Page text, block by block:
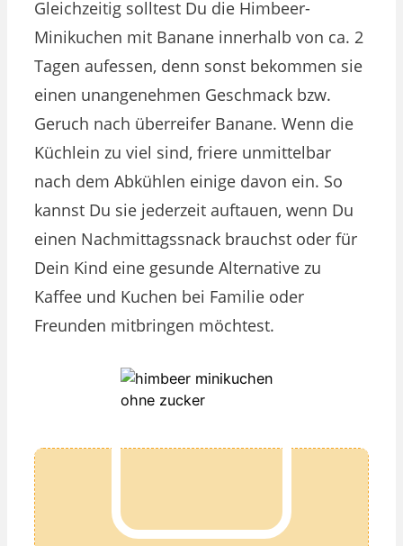
Gleichzeitig solltest Du die Himbeer-
Minikuchen mit Banane innerhalb von ca. 2
Tagen aufessen, denn sonst bekommen sie
einen unangenehmen Geschmack bzw.
Geruch nach überreifer Banane. Wenn die
Küchlein zu viel sind, friere unmittelbar
nach dem Abkühlen einige davon ein. So
kannst Du sie jederzeit auftauen, wenn Du
einen Nachmittagssnack brauchst oder für
Dein Kind eine gesunde Alternative zu
Kaffee und Kuchen bei Familie oder
Freunden mitbringen möchtest.